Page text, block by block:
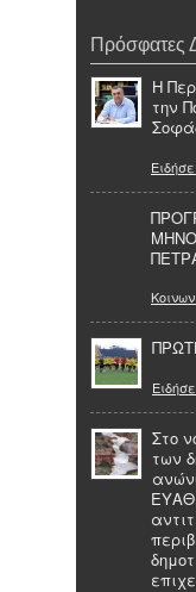
Πρόσφατες
Η
την
Στο
των